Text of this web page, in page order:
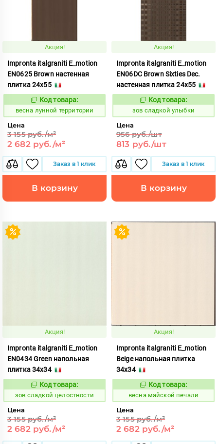
Акция!
Impronta italgraniti E_motion
EN0625 Brown настенная
плитка 24x55
100104
Код товара:
весна лунной территории
Цена
3 155 руб./м²
2 682 руб./м²
Заказ в 1 клик
В корзину
Акция!
Impronta italgraniti E_motion
EN06DC Brown Sixties Dec.
настенная плитка 24x55
511486
Код товара:
зов сладкой улыбки
Цена
956 руб./шт
813 руб./шт
Заказ в 1 клик
В корзину
Акция!
Impronta italgraniti E_motion
EN0434 Green напольная
плитка 34x34
511493
Код товара:
зов сладкой целостности
Цена
3 155 руб./м²
2 682 руб./м²
Акция!
Impronta italgraniti E_motion
Beige напольная плитка
34x34
100195
Код товара:
весна майской печали
Цена
3 155 руб./м²
2 682 руб./м²